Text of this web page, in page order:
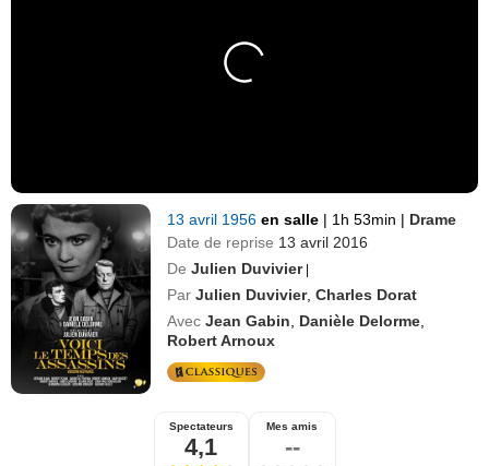
13 avril 1956en salle | 1h 53min | Drame
Date de reprise 13 avril 2016
De Julien Duvivier |
Par Julien Duvivier,Charles Dorat
Avec Jean Gabin Danièle Delorme
Robert Arnoux
Spectateurs
4,1
Mes amis
--